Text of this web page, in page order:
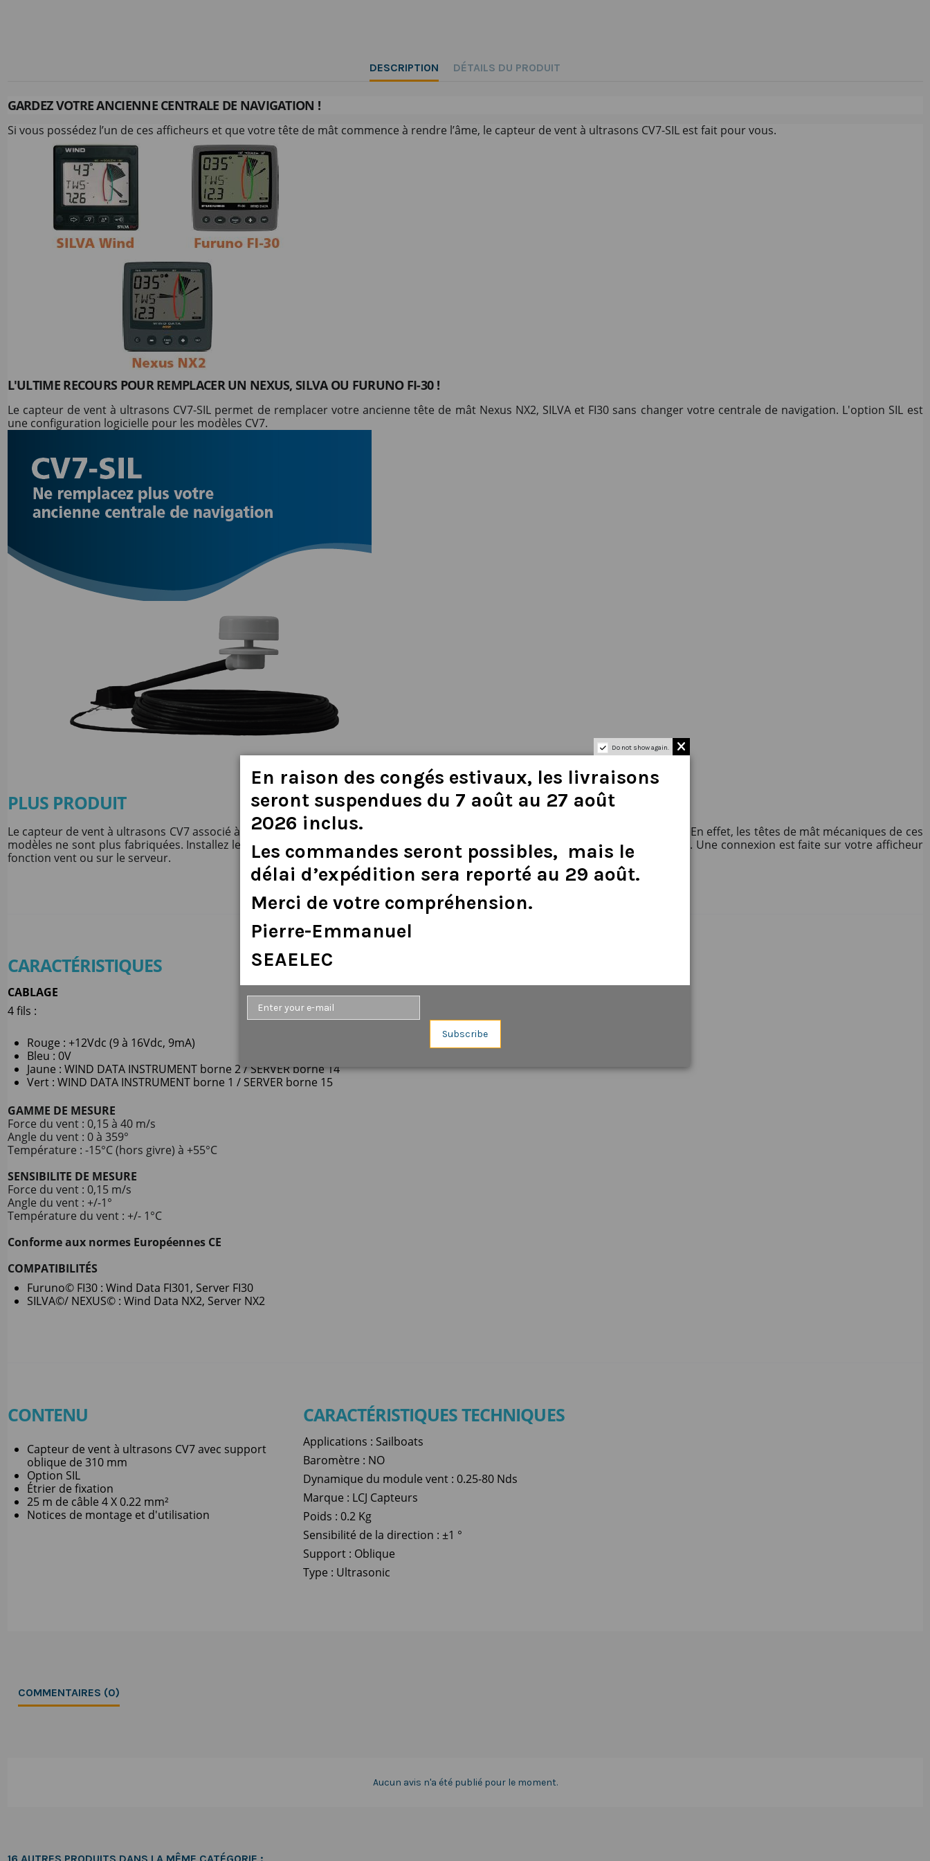
DESCRIPTION DÉTAILS DU PRODUIT
GARDEZ VOTRE ANCIENNE CENTRALE DE NAVIGATION !
Si vous possédez l’un de ces afficheurs et que votre tête de mât commence à rendre l’âme, le capteur de vent à ultrasons CV7-SIL est fait pour vous.
L'ULTIME RECOURS POUR REMPLACER UN NEXUS, SILVA OU FURUNO FI-30 !
Le capteur de vent à ultrasons CV7-SIL permet de remplacer votre ancienne tête de mât Nexus NX2, SILVA et FI30 sans changer votre centrale de navigation. L'option SIL est
une configuration logicielle pour les modèles CV7.
PLUS PRODUIT
Le capteur de vent à ultrasons CV7 associé à l'option SIL vous permet de remplacer votre ancien capteur Nexus NX2, SILVA et FI30. En effet, les têtes de mât mécaniques de ces
modèles ne sont plus fabriquées. Installez le CV7, l'option SIL permet une utilisation Plug and Play de votre système déjà en place. Une connexion est faite sur votre afficheur
fonction vent ou sur le serveur.
CARACTÉRISTIQUES
CABLAGE
4 fils :
Rouge : +12Vdc (9 à 16Vdc, 9mA)
Bleu : 0V
Jaune : WIND DATA INSTRUMENT borne 2 / SERVER borne 14
Vert : WIND DATA INSTRUMENT borne 1 / SERVER borne 15
GAMME DE MESURE
Force du vent : 0,15 à 40 m/s
Angle du vent : 0 à 359°
Température : -15°C (hors givre) à +55°C
SENSIBILITE DE MESURE
Force du vent : 0,15 m/s
Angle du vent : +/-1°
Température du vent : +/- 1°C
Conforme aux normes Européennes CE
COMPATIBILITÉS
Furuno© FI30 : Wind Data FI301, Server FI30
SILVA©/ NEXUS© : Wind Data NX2, Server NX2
CONTENU
Capteur de vent à ultrasons CV7 avec support
oblique de 310 mm
Option SIL
Étrier de fixation
25 m de câble 4 X 0.22 mm²
Notices de montage et d'utilisation
CARACTÉRISTIQUES TECHNIQUES
Applications : Sailboats
Baromètre : NO
Dynamique du module vent : 0.25-80 Nds
Marque : LCJ Capteurs
Poids : 0.2 Kg
Sensibilité de la direction : ±1 °
Support : Oblique
Type : Ultrasonic
COMMENTAIRES (0)
Aucun avis n'a été publié pour le moment.
Do not show again.
En raison des congés estivaux, les livraisons
seront suspendues du 7 août au 27 août
2026 inclus.
Les commandes seront possibles, mais le
délai d’expédition sera reporté au 29 août.
Merci de votre compréhension.
Pierre-Emmanuel
SEAELEC
Subscribe